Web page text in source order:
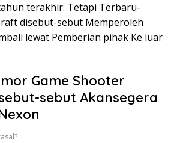
terakhir. Tetapi Terbaru-
disebut-sebut Memperoleh
lewat Pemberian pihak Ke luar
Game Shooter
sebut Akansegera